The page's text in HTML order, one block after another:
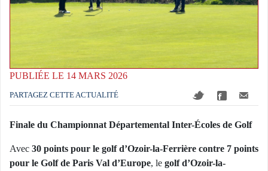
PUBLIÉE LE 14 MARS 2026
PARTAGEZ CETTE ACTUALITÉ
Finale du Championnat Départemental Inter-Écoles de Golf
Avec 30 points pour le golf d’Ozoir-la-Ferrière contre 7 points
pour le Golf de Paris Val d’Europe, le golf d’Ozoir-la-